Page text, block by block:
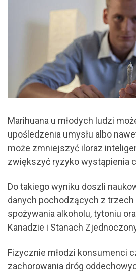
Marihuana u młodych ludzi
upośledzenia umysłu albo
może zmniejszyć iloraz
zwiększyć ryzyko wystąpienia
Do takiego wyniku doszli
danych pochodzących z trzech
spożywania alkoholu, tytoniu
Kanadzie i Stanach
Fizycznie młodzi konsumenci
zachorowania dróg